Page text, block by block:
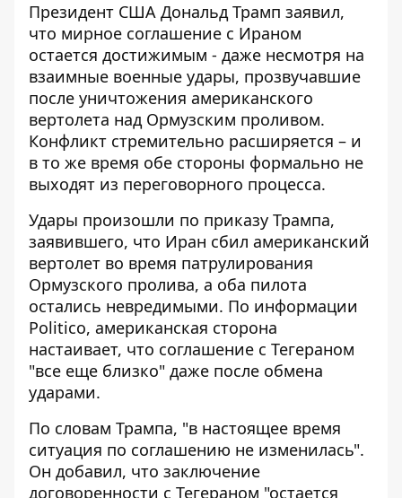
Президент США Дональд Трамп заявил,
что мирное соглашение с Ираном
остается достижимым - даже несмотря на
взаимные военные удары, прозвучавшие
после уничтожения американского
вертолета над Ормузским проливом.
Конфликт стремительно расширяется – и
в то же время обе стороны формально не
выходят из переговорного процесса.
Удары произошли по приказу Трампа,
заявившего, что Иран сбил американский
вертолет во время патрулирования
Ормузского пролива, а оба пилота
остались невредимыми. По информации
Politico, американская сторона
настаивает, что соглашение с Тегераном
"все еще близко" даже после обмена
ударами.
По словам Трампа, "в настоящее время
ситуация по соглашению не изменилась".
Он добавил, что заключение
договоренности с Тегераном "остается